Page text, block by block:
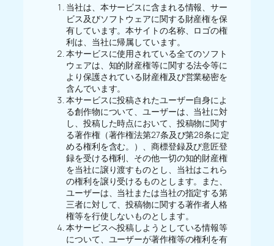
当社は、本サービスに含まれる情報、サー
ビス及びソフトウェアに関する財産権を保
有しています。本サイトの名称、ロゴの権
利は、当社に帰属しています。
本サービスに使用されている全てのソフト
ウェアは、知的財産権等に関する法令等に
より保護されている財産権及び営業秘密を
含んでいます。
本サービスに投稿されたユーザー自身によ
る創作物について、ユーザーは、当社に対
し、投稿した時点において、投稿物に関す
る著作権（著作権法第27条及び第28条に定
める権利を含む。）、商標登録及び意匠登
録を受ける権利、その他一切の知的財産権
を当社に譲り渡すものとし、当社はこれら
の権利を譲り受けるものとします。また、
ユーザーは、当社または当社の指定する第
三者に対して、投稿物に関する著作者人格
権等を行使しないものとします。
本サービスへ投稿しようとしている情報等
について、ユーザーが著作権等の権利を有